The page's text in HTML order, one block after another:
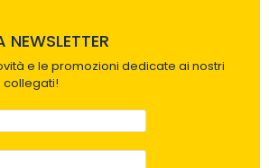
NEWSLETTER
e le promozioni dedicate ai nostri
collegati!